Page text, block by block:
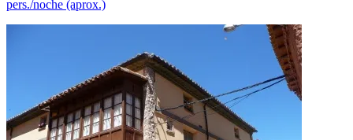
pers./noche (aprox.)